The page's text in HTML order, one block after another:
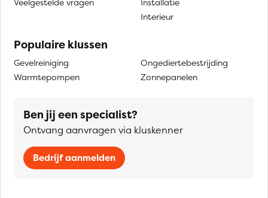
Interieur
Populaire klussen
Gevelreiniging
Warmtepompen
Ongediertebestrijding
Zonnepanelen
Ben jij een specialist?
Ontvang aanvragen via kluskenner
Bedrijf aanmelden